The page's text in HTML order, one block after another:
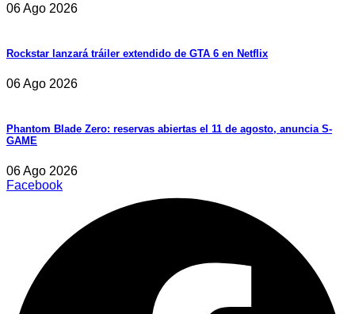
06 Ago 2026
Rockstar lanzará tráiler extendido de GTA 6 en Netflix
06 Ago 2026
Phantom Blade Zero: reservas abiertas el 11 de agosto, anuncia S-
GAME
06 Ago 2026
Facebook